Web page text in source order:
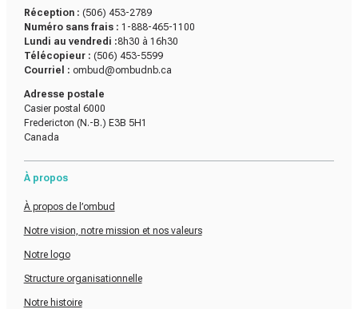
Réception : (506) 453-2789
Numéro sans frais : 1-888-465-1100
Lundi au vendredi :8h30 à 16h30
Télécopieur : (506) 453-5599
Courriel : ombud@ombudnb.ca
Adresse postale
Casier postal 6000
Fredericton (N.-B.) E3B 5H1
Canada
À propos
À propos de l’ombud
Notre vision, notre mission et nos valeurs
Notre logo
Structure organisationnelle
Notre histoire